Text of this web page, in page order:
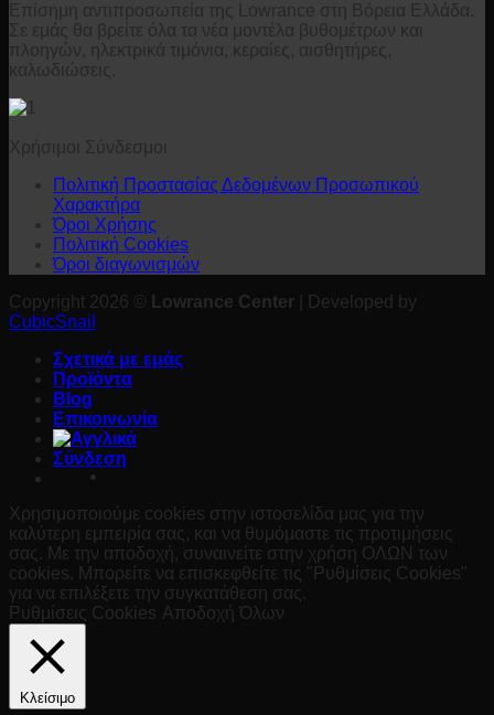
Επίσημη αντιπροσωπεία της Lowrance στη Βόρεια Ελλάδα.
Σε εμάς θα βρείτε όλα τα νέα μοντέλα βυθομέτρων και
πλοηγών, ηλεκτρικά τιμόνια, κεραίες, αισθητήρες,
καλωδιώσεις.
Χρήσιμοι Σύνδεσμοι
Πολιτική Προστασίας Δεδομένων Προσωπικού
Χαρακτήρα
Όροι Χρήσης
Πολιτική Cookies
Όροι διαγωνισμών
Copyright 2026 ©
Lowrance Center | Developed by
CubicSnail
Σχετικά με εμάς
Προϊόντα
Blog
Επικοινωνία
Σύνδεση
Χρησιμοποιούμε cookies στην ιστοσελίδα μας για την
καλύτερη εμπειρία σας, και να θυμόμαστε τις προτιμήσεις
σας. Με την αποδοχή, συναινείτε στην χρήση ΟΛΩΝ των
cookies. Μπορείτε να επισκεφθείτε τις "Ρυθμίσεις Cookies"
για να επιλέξετε την συγκατάθεση σας.
Ρυθμίσεις Cookies Αποδοχή Όλων
Κλείσιμο